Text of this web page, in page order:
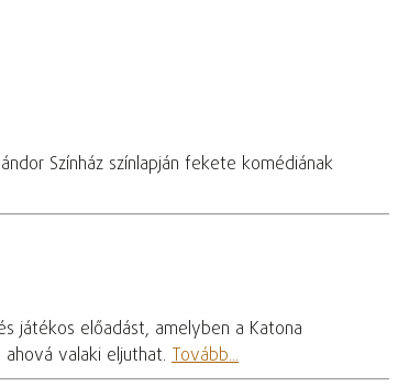
Színház színlapján fekete komédiának
játékos előadást, amelyben a Katona
valaki eljuthat. Tovább...